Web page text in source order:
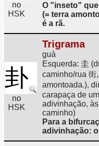
no
HSK
O "inseto"
(= terra
é a rã.
卦
no
HSK
Trigrama
guà
Esquerda: 圭
caminho/rua 街
amontoada.),
carapaça de
adivinhação,
caminho)
Para a
adivinhação: